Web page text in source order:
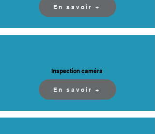
En savoir +
Inspection caméra
En savoir +